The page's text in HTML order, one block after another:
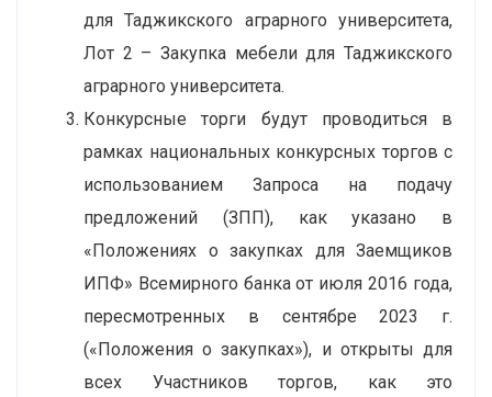
для Таджикского аграрного университета,
Лот 2 – Закупка мебели для Таджикского
аграрного университета.
Конкурсные торги будут проводиться в
рамках национальных конкурсных торгов с
использованием Запроса на подачу
предложений (ЗПП), как указано в
«Положениях о закупках для Заемщиков
ИПФ» Всемирного банка от июля 2016 года,
пересмотренных в сентябре 2023 г.
(«Положения о закупках»), и открыты для
всех Участников торгов, как это